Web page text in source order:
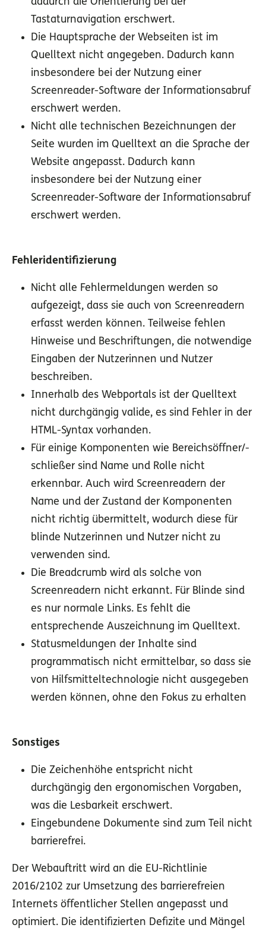
Tastaturnavigation erschwert.
Die Hauptsprache der Webseiten ist im
Quelltext nicht angegeben. Dadurch kann
insbesondere bei der Nutzung einer
Screenreader-Software der Informationsabruf
erschwert werden.
Nicht alle technischen Bezeichnungen der
Seite wurden im Quelltext an die Sprache der
Website angepasst. Dadurch kann
insbesondere bei der Nutzung einer
Screenreader-Software der Informationsabruf
erschwert werden.
Fehleridentifizierung
Nicht alle Fehlermeldungen werden so
aufgezeigt, dass sie auch von Screenreadern
erfasst werden können. Teilweise fehlen
Hinweise und Beschriftungen, die notwendige
Eingaben der Nutzerinnen und Nutzer
beschreiben.
Innerhalb des Webportals ist der Quelltext
nicht durchgängig valide, es sind Fehler in der
HTML-Syntax vorhanden.
Für einige Komponenten wie Bereichsöffner/-
schließer sind Name und Rolle nicht
erkennbar. Auch wird Screenreadern der
Name und der Zustand der Komponenten
nicht richtig übermittelt, wodurch diese für
blinde Nutzerinnen und Nutzer nicht zu
verwenden sind.
Die Breadcrumb wird als solche von
Screenreadern nicht erkannt. Für Blinde sind
es nur normale Links. Es fehlt die
entsprechende Auszeichnung im Quelltext.
Statusmeldungen der Inhalte sind
programmatisch nicht ermittelbar, so dass sie
von Hilfsmitteltechnologie nicht ausgegeben
werden können, ohne den Fokus zu erhalten
Sonstiges
Die Zeichenhöhe entspricht nicht
durchgängig den ergonomischen Vorgaben,
was die Lesbarkeit erschwert.
Eingebundene Dokumente sind zum Teil nicht
barrierefrei.
Der Webauftritt wird an die EU-Richtlinie
2016/2102 zur Umsetzung des barrierefreien
Internets öffentlicher Stellen angepasst und
optimiert. Die identifizierten Defizite und Mängel